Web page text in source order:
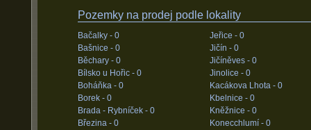
Pozemky na prodej podle lokality
Bačalky - 0
Bašnice - 0
Běchary - 0
Bílsko u Hořic - 0
Boháňka - 0
Borek - 0
Brada - Rybníček - 0
Březina - 0
Jeřice - 0
Jičín - 0
Jičíněves - 0
Jinolice - 0
Kacákova Lhota - 0
Kbelnice - 0
Kněžnice - 0
Konecchlumí - 0